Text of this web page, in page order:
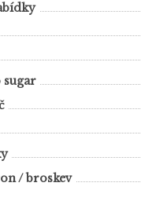
/ broskev